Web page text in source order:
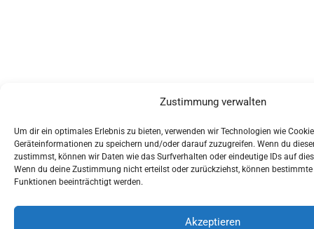
Zustimmung verwalten
Um dir ein optimales Erlebnis zu bieten, verwenden wir Technologien wie
Geräteinformationen zu speichern und/oder darauf zuzugreifen. Wenn du
zustimmst, können wir Daten wie das Surfverhalten oder eindeutige IDs auf
Wenn du deine Zustimmung nicht erteilst oder zurückziehst, können
Funktionen beeinträchtigt werden.
Akzeptieren